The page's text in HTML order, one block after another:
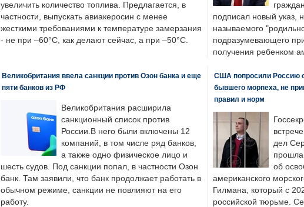
увеличить количество топлива. Предлагается, в
частности, выпускать авиакеросин с менее
жесткими требованиями к температуре замерзания
- не при –60°C, как делают сейчас, а при –50°C.
подписал новый указ,
называемого
подразумевающего
получения ребенком
Великобритания ввела санкции против Озон банка и еще
пяти банков из РФ
Великобритания расширила
санкционный список против
России.В него были включены 12
компаний, в том числе ряд банков,
а также одно физическое лицо и
шесть судов. Под санкции попал, в частности Озон
банк. Там заявили, что банк продолжает работать в
обычном режиме, санкции не повлияют на его
работу.
США попросили Россию
бывшего морпеха, не
правил и норм
дел
об
американского
Гилмана, который с
российской тюрьме.